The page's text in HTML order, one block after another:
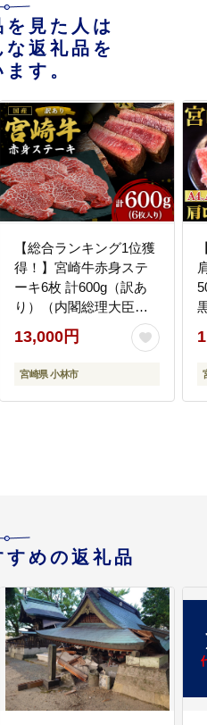
を見た人は
返礼品を
す。
【総合ランキング1位獲
得！】宮崎牛赤身ステ
ーキ6枚 計600g（訳あ
り）（内閣総理大臣賞
A4 A5 宮崎牛 牛肉 黒毛
和牛 赤身 ステーキ 訳あ
り 宮崎県）
13,000円
宮崎県 小林市
めの返礼品